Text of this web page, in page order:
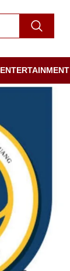
ENTERTAINMENT